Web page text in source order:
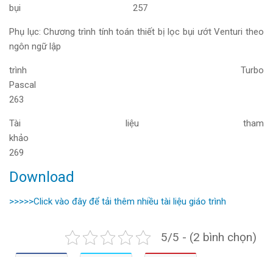
bụi 257
Phụ lục: Chương trình tính toán thiết bị lọc bụi ướt Venturi theo
ngôn ngữ lập
trình Turbo
263
Tài liệu tham
269
Download
>>>>>Click vào đây để tải thêm nhiều tài liệu giáo trình
5/5 - (2 bình chọn)